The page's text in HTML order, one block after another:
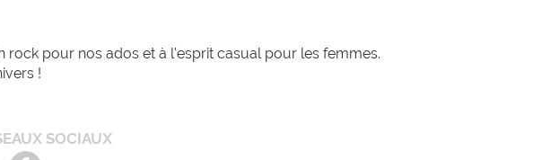
pour nos ados et à l'esprit casual pour les femmes.
!
SOCIAUX